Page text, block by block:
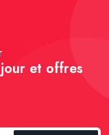
et offres